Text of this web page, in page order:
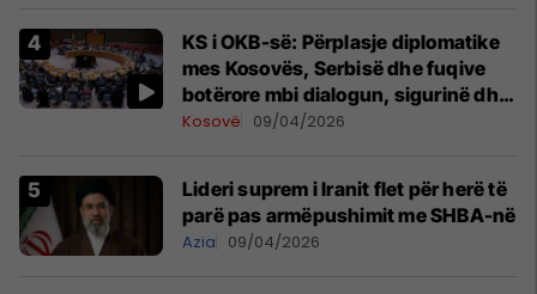
KS i OKB-së: Përplasje diplomatike
mes Kosovës, Serbisë dhe fuqive
botërore mbi dialogun, sigurinë dhe
UNMIK-un
Kosovë 09/04/2026
Lideri suprem i Iranit flet për herë të
parë pas armëpushimit me SHBA-në
Azia 09/04/2026